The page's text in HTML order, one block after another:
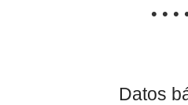
• • •
Datos